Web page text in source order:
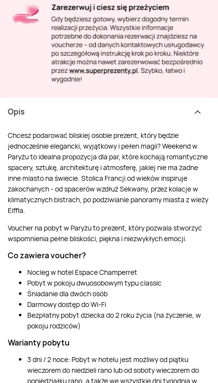
Opis
Chcesz podarować bliskiej osobie prezent, który będzie
jednocześnie elegancki, wyjątkowy i pełen magii? Weekend w
Paryżu to idealna propozycja dla par, które kochają romantyczne
spacery, sztukę, architekturę i atmosferę, jakiej nie ma żadne
inne miasto na świecie. Stolica Francji od wieków inspiruje
zakochanych - od spacerów wzdłuż Sekwany, przez kolacje w
klimatycznych bistrach, po podziwianie panoramy miasta z wieży
Eiffla.
Voucher na pobyt w Paryżu to prezent, który pozwala stworzyć
wspomnienia pełne bliskości, piękna i niezwykłych emocji.
Co zawiera voucher?
Nocleg w hotel Espace Champerret
Pobyt w pokoju dwuosobowym typu classic
Śniadanie dla dwóch osób
Darmowy dostęp do Wi-Fi
Bezpłatny pobyt dziecka do 2 roku życia (na życzenie, w
pokoju rodziców)
Warianty pobytu
3 dni / 2 noce: Pobyt w hotelu jest możliwy od piątku
wieczorem do niedzieli rano lub od soboty wieczorem do
poniedziałku rano, a także we wszystkie dni tygodnia w